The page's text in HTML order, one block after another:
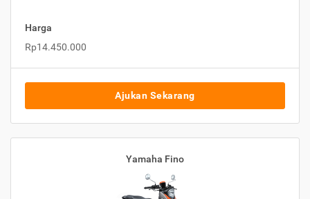
Harga
Rp14.450.000
Ajukan Sekarang
Yamaha Fino